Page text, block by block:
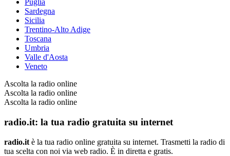
Puglia
Sardegna
Sicilia
Trentino-Alto Adige
Toscana
Umbria
Valle d'Aosta
Veneto
Ascolta la radio online
Ascolta la radio online
Ascolta la radio online
radio.it: la tua radio gratuita su internet
radio.it è la tua radio online gratuita su internet. Trasmetti la radio di
tua scelta con noi via web radio. È in diretta e gratis.